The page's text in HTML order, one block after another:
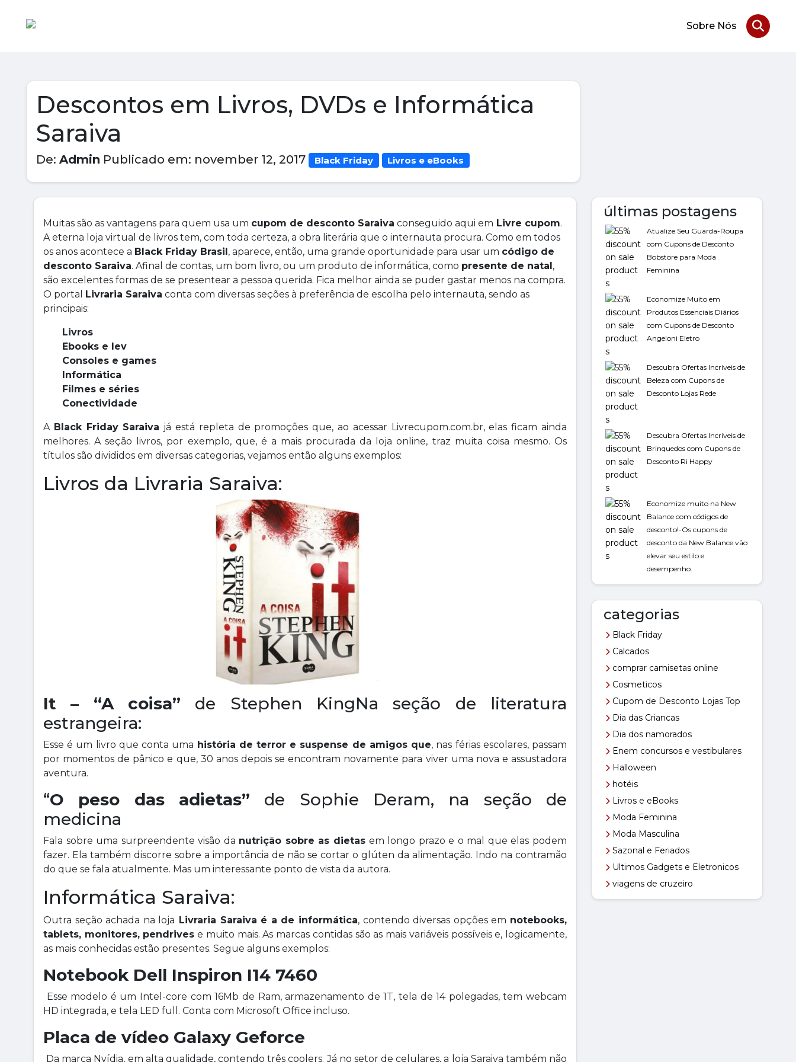
Sobre Nós
Descontos em Livros, DVDs e Informática
Saraiva
De: Admin Publicado em: november 12, 2017 Black Friday Livros e eBooks
Muitas são as vantagens para quem usa um cupom de desconto Saraiva conseguido aqui em Livre cupom.
A eterna loja virtual de livros tem, com toda certeza, a obra literária que o internauta procura. Como em todos
os anos acontece a Black Friday Brasil , aparece, então, uma grande oportunidade para usar um código de
desconto Saraiva. Afinal de contas, um bom livro, ou um produto de informática, como presente de natal ,
são excelentes formas de se presentear a pessoa querida. Fica melhor ainda se puder gastar menos na compra.
O portal
Livraria Saraiva conta com diversas seções à preferência de escolha pelo internauta, sendo as
principais:
Livros
Ebooks e lev
Consoles e games
Informática
Filmes e séries
Conectividade
A Black Friday Saraiva já está repleta de promoções que, ao acessar Livrecupom.com.br, elas ficam ainda
melhores. A seção livros, por exemplo, que, é a mais procurada da loja online, traz muita coisa mesmo. Os
títulos são divididos em diversas categorias, vejamos então alguns exemplos:
Livros da Livraria Saraiva:
It – “A coisa” de Stephen KingNa seção de literatura
estrangeira:
Esse é um livro que conta uma história de terror e suspense de amigos que, nas férias escolares, passam
por momentos de pânico e que, 30 anos depois se encontram novamente para viver uma nova e assustadora
aventura.
“O peso das adietas” de Sophie Deram, na seção de
medicina
Fala sobre uma surpreendente visão da nutrição sobre as dietas em longo prazo e o mal que elas podem
fazer. Ela também discorre sobre a importância de não se cortar o glúten da alimentação. Indo na contramão
do que se fala atualmente. Mas um interessante ponto de vista da autora.
Informática Saraiva:
Outra seção achada na loja Livraria Saraiva é a de informática, contendo diversas opções em notebooks,
tablets, monitores, pendrives e muito mais. As marcas contidas são as mais variáveis possíveis e, logicamente,
as mais conhecidas estão presentes. Segue alguns exemplos:
Notebook Dell Inspiron I14 7460
Esse modelo é um Intel-core com 16Mb de Ram, armazenamento de 1T, tela de 14 polegadas, tem webcam
HD integrada, e tela LED full. Conta com Microsoft Office incluso.
Placa de vídeo Galaxy Geforce
Da marca Nvídia, em alta qualidade, contendo três coolers. Já no setor de celulares, a loja Saraiva também não
últimas postagens
Atualize Seu Guarda-Roupa
com Cupons de Desconto
Bobstore para Moda
Feminina
Economize Muito em
Produtos Essenciais Diários
com Cupons de Desconto
Angeloni Eletro
Descubra Ofertas Incríveis de
Beleza com Cupons de
Desconto Lojas Rede
Descubra Ofertas Incríveis de
Brinquedos com Cupons de
Desconto Ri Happy
Economize muito na New
Balance com códigos de
desconto!-Os cupons de
desconto da New Balance vão
elevar seu estilo e
desempenho.
categorias
Black Friday
Calcados
comprar camisetas online
Cosmeticos
Cupom de Desconto Lojas Top
Dia das Criancas
Dia dos namorados
Enem concursos e vestibulares
Halloween
hotéis
Livros e eBooks
Moda Feminina
Moda Masculina
Sazonal e Feriados
Ultimos Gadgets e Eletronicos
viagens de cruzeiro